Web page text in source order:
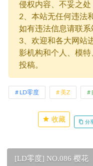
侵权内容、不妥之处
2、本站无任何违法
如有违法信息请联系
3、欢迎和各大网站
影机构和个人、模
投稿。
LD零度 美Z
收藏 分
[LD零度] NO.086 樱花